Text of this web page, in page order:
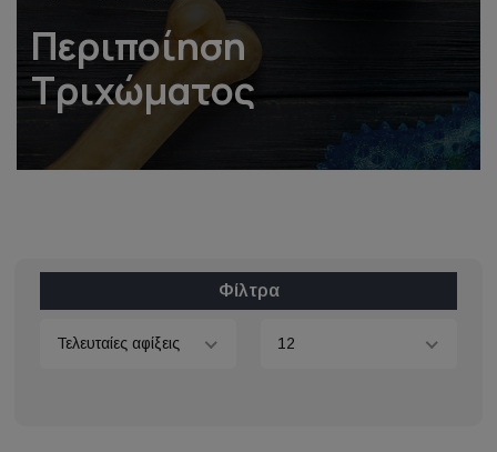
Περιποίηση
Τριχώματος
Φίλτρα
Τελευταίες αφίξεις 12